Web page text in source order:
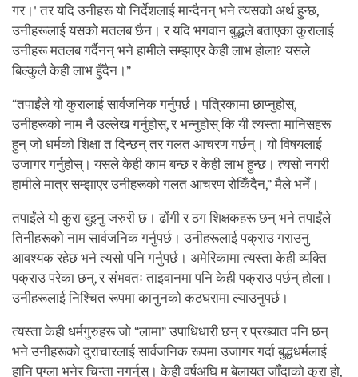
गर।' तर यदि उनीहरू यो निर्देशलाई मान्दैनन् भने त्यसको अर्थ हुन्छ,
उनीहरूलाई यसको मतलब छैन। र यदि भगवान बुद्धले बताएका कुरालाई
उनीहरू मतलब गर्दैनन् भने हामीले सम्झाएर केही लाभ होला? यसले
बिल्कुलै केही लाभ हुँदैन।”
“तपाईंले यो कुरालाई सार्वजनिक गर्नुपर्छ। पत्रिकामा छाप्नुहोस्,
उनीहरूको नाम नै उल्लेख गर्नुहोस्, र भन्नुहोस् कि यी त्यस्ता मानिसहरू
हुन् जो धर्मको शिक्षा त दिन्छन् तर गलत आचरण गर्छन्। यो विषयलाई
उजागर गर्नुहोस्। यसले केही काम बन्छ र केही लाभ हुन्छ। त्यसो नगरी
हामीले मात्र सम्झाएर उनीहरूको गलत आचरण रोकिँदैन,” मैले भनेँ।
तपाईंले यो कुरा बुझ्नु जरुरी छ। ढोंगी र ठग शिक्षकहरू छन् भने तपाईंले
तिनीहरूको नाम सार्वजनिक गर्नुपर्छ। उनीहरूलाई पक्राउ गराउनु
आवश्यक रहेछ भने त्यसो पनि गर्नुपर्छ। अमेरिकामा त्यस्ता केही व्यक्ति
पक्राउ परेका छन्, र संभवतः ताइवानमा पनि केही पक्राउ पर्छन् होला।
उनीहरूलाई निश्चित रूपमा कानुनको कठघरामा ल्याउनुपर्छ।
त्यस्ता केही धर्मगुरुहरू जो “लामा” उपाधिधारी छन् र प्रख्यात पनि छन्
भने उनीहरूको दुराचारलाई सार्वजनिक रूपमा उजागर गर्दा बुद्धधर्मलाई
हानि पुग्ला भनेर चिन्ता नगर्नुस्। केही वर्षअघि म बेलायत जाँदाको कुरा हो,